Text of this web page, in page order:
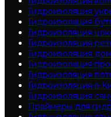
Гидроизоляция
Гидроизоляция
Гидроизоляция
Гидроизоляция
Гидроизоляция
Гидроизоляция
Гидроизоляция
Гидроизоляция в
Гидроизоляция
Праймеры для